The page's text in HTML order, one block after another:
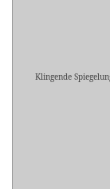
Klingende